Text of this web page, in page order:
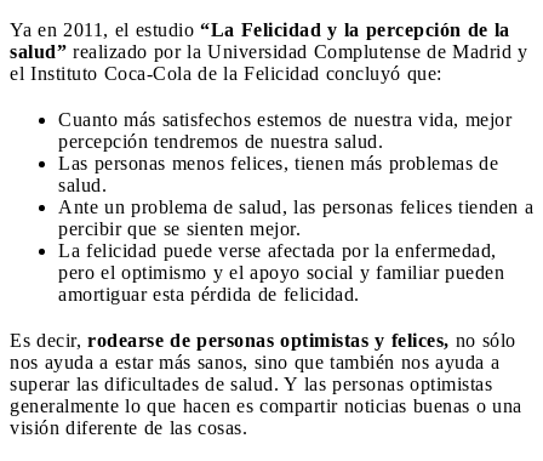
Ya en 2011, el estudio “La Felicidad y la percepción de la
salud” realizado por la Universidad Complutense de Madrid y
el Instituto Coca-Cola de la Felicidad concluyó que:
Cuanto más satisfechos estemos de nuestra vida, mejor
percepción tendremos de nuestra salud.
Las personas menos felices, tienen más problemas de
salud.
Ante un problema de salud, las personas felices tienden a
percibir que se sienten mejor.
La felicidad puede verse afectada por la enfermedad,
pero el optimismo y el apoyo social y familiar pueden
amortiguar esta pérdida de felicidad.
Es decir, rodearse de personas optimistas y felices, no sólo
nos ayuda a estar más sanos, sino que también nos ayuda a
superar las dificultades de salud. Y las personas optimistas
generalmente lo que hacen es compartir noticias buenas o una
visión diferente de las cosas.